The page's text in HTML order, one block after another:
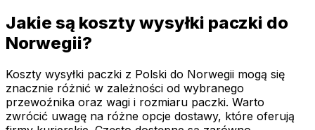
Jakie są koszty wysyłki paczki do
Norwegii?
Koszty wysyłki paczki z Polski do Norwegii mogą się
znacznie różnić w zależności od wybranego
przewoźnika oraz wagi i rozmiaru paczki. Warto
zwrócić uwagę na różne opcje dostawy, które oferują